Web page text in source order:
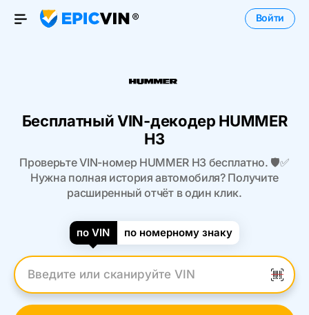
Open Menu
Войти
Бесплатный VIN-декодер HUMMER
H3
Проверьте VIN-номер HUMMER H3 бесплатно. 🛡️✅
Нужна полная история автомобиля? Получите
расширенный отчёт в один клик.
по VIN по номерному знаку
Введите VIN